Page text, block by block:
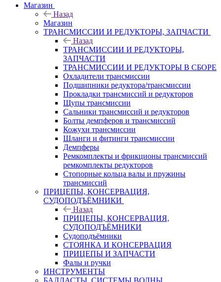
Магазин
Назад
Магазин
ТРАНСМИССИИ И РЕДУКТОРЫ, ЗАПЧАСТИ
Назад
ТРАНСМИССИИ И РЕДУКТОРЫ,
ЗАПЧАСТИ
ТРАНСМИССИИ И РЕДУКТОРЫ В СБОРЕ
Охладители трансмиссии
Подшипники редуктора/трансмиссии
Прокладки трансмиссий и редукторов
Щупы трансмиссии
Сальники трансмиссий и редукторов
Болты демпферов и трансмиссий
Кожухи трансмиссии
Шланги и фитинги трансмиссии
Демпферы
Ремкомплекты и фрикционы трансмиссий
ремкомплекты редукторов
Стопорные кольца валы и пружины
трансмиссий
ПРИЦЕПЫ, КОНСЕРВАЦИЯ,
СУДОПОДЪЁМНИКИ
Назад
ПРИЦЕПЫ, КОНСЕРВАЦИЯ,
СУДОПОДЪЁМНИКИ
Судоподъёмники
СТОЯНКА И КОНСЕРВАЦИЯ
ПРИЦЕПЫ И ЗАПЧАСТИ
Фалы и ручки
ИНСТРУМЕНТЫ
БАЛЛАСТЫ, СИСТЕМЫ ВОЛНЫ